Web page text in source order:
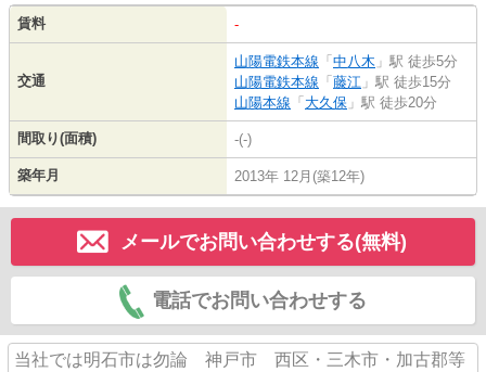
賃料 -
交通
山陽電鉄本線 「 中八木 」駅 徒歩5分
山陽電鉄本線 「 藤江 」駅 徒歩15分
山陽本線 「 大久保 」駅 徒歩20分
間取り(面積) -(-)
築年月 2013年 12月(築12年)
メールでお問い合わせする(無料)
電話でお問い合わせする
当社では明石市は勿論 神戸市 西区・三木市・加古郡等